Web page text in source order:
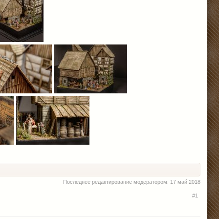
Последнее редактирование модератором: 17 май 2018
#1